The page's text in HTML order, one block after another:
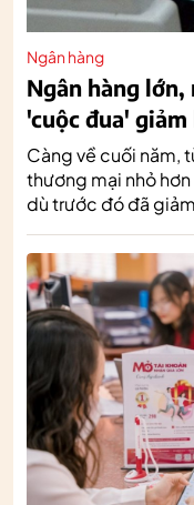
Ngân hàng
Ngân hàng lớn,
'cuộc đua'
Càng về cuối năm,
thương mại nhỏ
dù trước đó đã